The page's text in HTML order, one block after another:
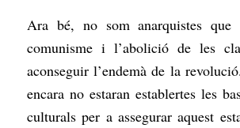
Ara bé, no som anarquistes que
comunisme i l’abolició de les
aconseguir l’endemà de la
encara no estaran establertes les
culturals per a assegurar aquest